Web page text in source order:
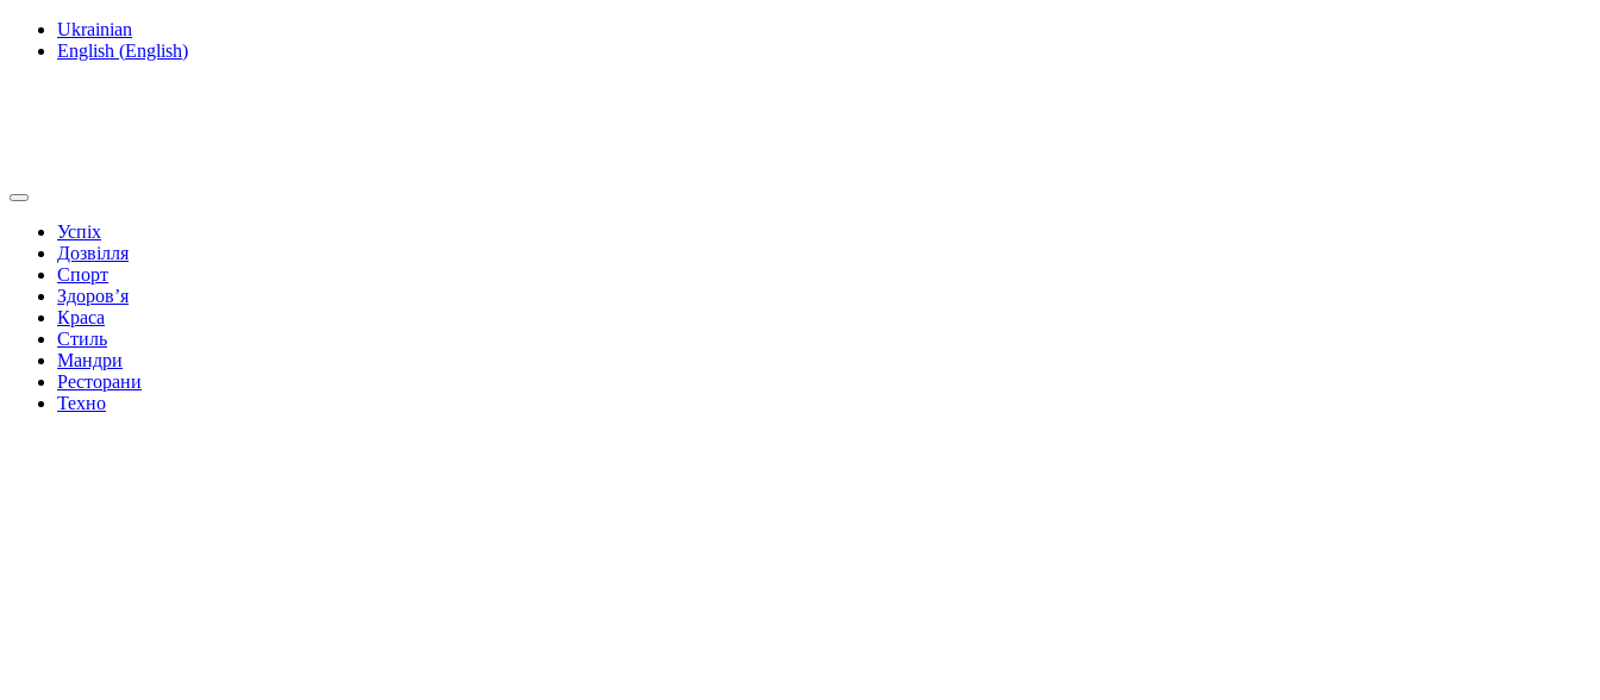
Ukrainian
English (English)
Успіх
Дозвілля
Спорт
Здоров’я
Краса
Стиль
Мандри
Ресторани
Техно